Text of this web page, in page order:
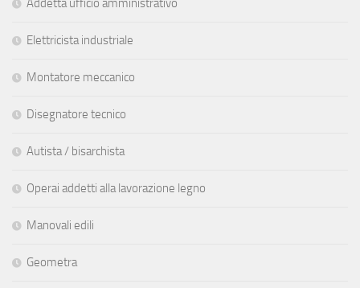
Elettricista industriale
Montatore meccanico
Disegnatore tecnico
Autista / bisarchista
Operai addetti alla lavorazione legno
Manovali edili
Geometra